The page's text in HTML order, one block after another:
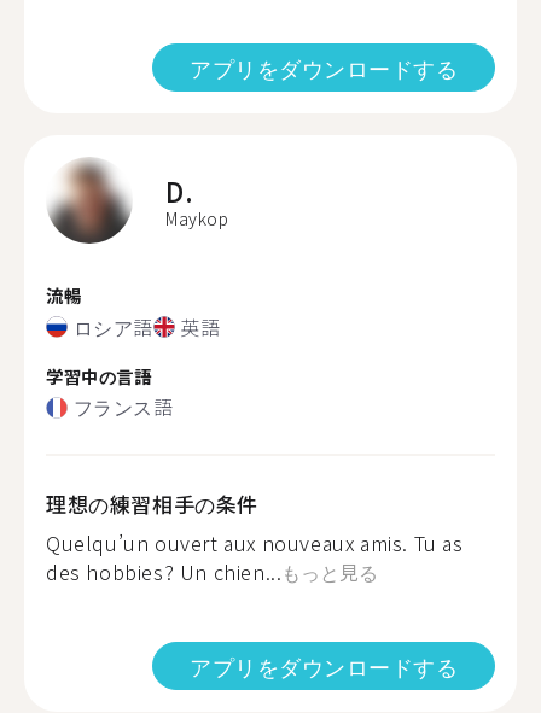
アプリをダウンロードする
D.
Maykop
流暢
ロシア語 英語
学習中の言語
フランス語
理想の練習相手の条件
Quelqu’un ouvert aux nouveaux amis. Tu as
des hobbies? Un chien...もっと見る
アプリをダウンロードする